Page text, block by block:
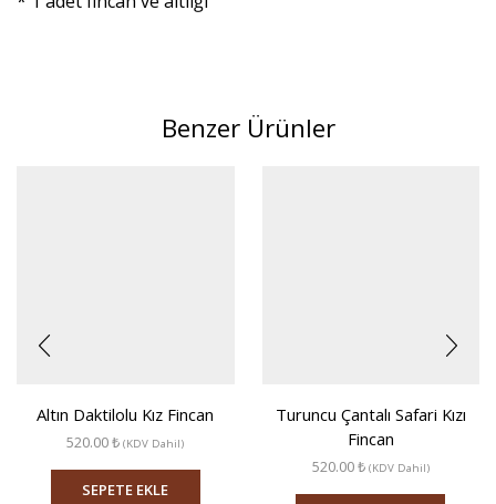
Benzer Ürünler
Altın Daktilolu Kız Fincan
520.00₺ (KDV Dahil)
SEPETE EKLE
Turuncu Çantalı Safari Kızı
Fincan
520.00₺ (KDV Dahil)